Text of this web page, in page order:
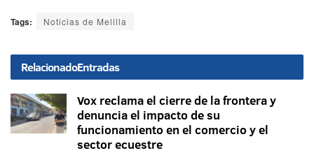
Tags: Noticias de Melilla
RelacionadoEntradas
Vox reclama el cierre de la frontera y
denuncia el impacto de su
funcionamiento en el comercio y el
sector ecuestre